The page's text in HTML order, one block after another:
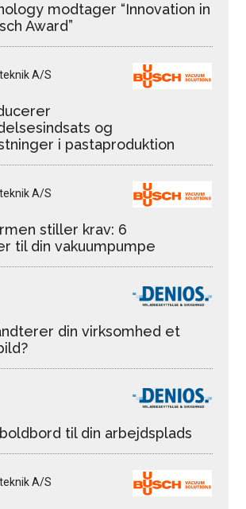
modtager “Innovation in
Award”
A/S
og
i pastaproduktion
A/S
stiller krav: 6
til din vakuumpumpe
din virksomhed et
til din arbejdsplads
A/S